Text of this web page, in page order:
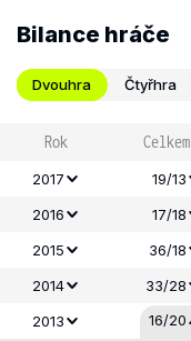
Bilance hráče
Dvouhra Čtyřhra
Rok Celkem
2017 19/13
2016 17/18
2015 36/18
2014
33/28
2013
16/20